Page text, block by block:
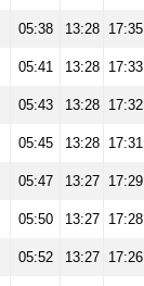
05:38 13:28 17:35
05:41 13:28 17:33
05:43 13:28 17:32
05:45 13:28 17:31
05:47 13:27 17:29
05:50 13:27 17:28
05:52 13:27 17:26